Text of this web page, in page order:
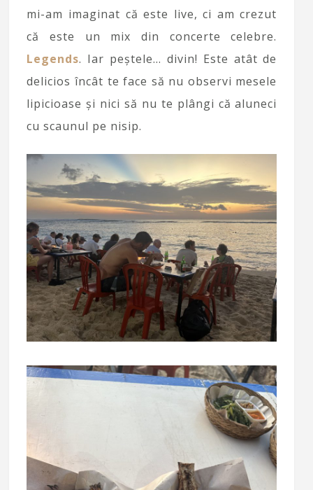
mi-am imaginat că este live, ci am crezut
că este un mix din concerte celebre.
Legends. Iar peștele… divin! Este atât de
delicios încât te face să nu observi mesele
lipicioase și nici să nu te plângi că aluneci
cu scaunul pe nisip.